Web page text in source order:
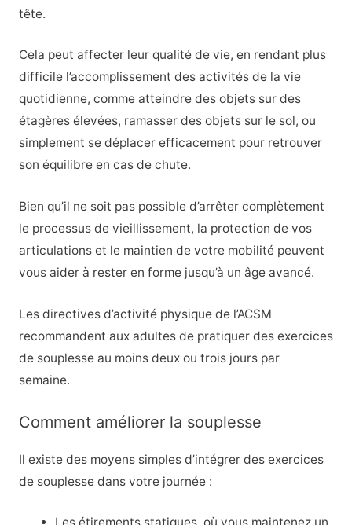
tête.
Cela peut affecter leur qualité de vie, en rendant plus
difficile l’accomplissement des activités de la vie
quotidienne, comme atteindre des objets sur des
étagères élevées, ramasser des objets sur le sol, ou
simplement se déplacer efficacement pour retrouver
son équilibre en cas de chute.
Bien qu’il ne soit pas possible d’arrêter complètement
le processus de vieillissement, la protection de vos
articulations et le maintien de votre mobilité peuvent
vous aider à rester en forme jusqu’à un âge avancé.
Les directives d’activité physique de l’ACSM
recommandent aux adultes de pratiquer des exercices
de souplesse au moins deux ou trois jours par
semaine.
Comment améliorer la souplesse
Il existe des moyens simples d’intégrer des exercices
de souplesse dans votre journée :